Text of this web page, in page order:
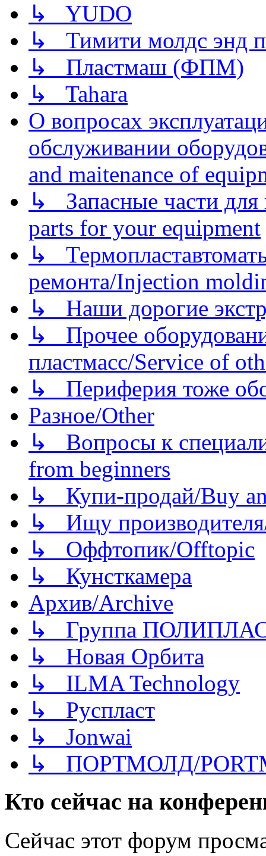
↳ YUDO
↳ Тимити молдс энд
↳ Пластмаш (ФПМ)
↳ Tahara
О вопросах
обслуживании
and maitenance of
↳ Запасные части для
parts for your equipment
↳
ремонта/Injection
↳ Наши дорогие
↳ Прочее
пластмасс/Service of
↳ Периферия тоже
Разное/Other
↳ Вопросы к
from beginners
↳ Купи-продай/Buy
↳ Ищу
↳ Оффтопик/Offtopic
↳ Кунсткамера
Архив/Archive
↳ Группа
↳ Новая Орбита
↳ ILMA Technology
↳ Руспласт
↳ Jonwai
↳ ПОРТМОЛД/
Кто сейчас на
Сейчас этот форум